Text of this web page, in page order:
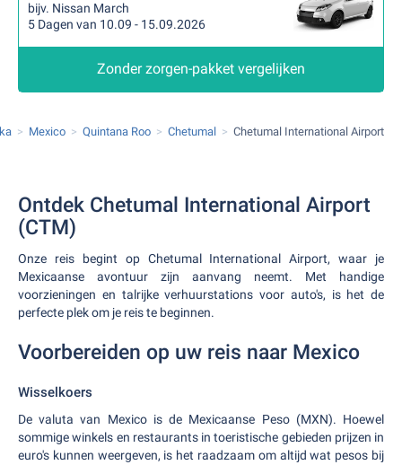
bijv. Nissan March
5 Dagen van 10.09 - 15.09.2026
Zonder zorgen-pakket vergelijken
Mexico Quintana Roo Chetumal Chetumal International Airport
Ontdek Chetumal International Airport
(CTM)
Onze reis begint op Chetumal International Airport, waar je
Mexicaanse avontuur zijn aanvang neemt. Met handige
voorzieningen en talrijke verhuurstations voor auto's, is het de
perfecte plek om je reis te beginnen.
Voorbereiden op uw reis naar Mexico
Wisselkoers
De valuta van Mexico is de Mexicaanse Peso (MXN). Hoewel
sommige winkels en restaurants in toeristische gebieden prijzen in
euro's kunnen weergeven, is het raadzaam om altijd wat pesos bij